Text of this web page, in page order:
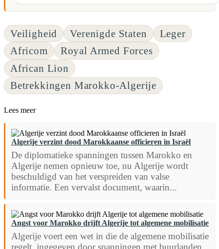
Veiligheid Verenigde Staten
Leger
Africom
Royal Armed Forces
African Lion
Betrekkingen Marokko-Algerije
Lees meer
Algerije verzint dood Marokkaanse officieren in Israël
De diplomatieke spanningen tussen Marokko en
Algerije nemen opnieuw toe, nu Algerije wordt
beschuldigd van het verspreiden van valse
informatie. Een vervalst document, waarin...
Angst voor Marokko drijft Algerije tot algemene mobilisatie
Algerije voert een wet in die de algemene mobilisatie
regelt, ingegeven door spanningen met buurlanden